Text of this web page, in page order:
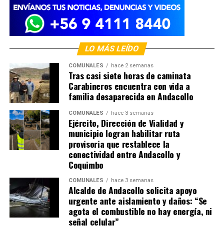
LO MÁS LEÍDO
COMUNALES hace 2 semanas
Tras casi siete horas de caminata
Carabineros encuentra con vida a
familia desaparecida en Andacollo
COMUNALES hace 3 semanas
Ejército, Dirección de Vialidad y
municipio logran habilitar ruta
provisoria que restablece la
conectividad entre Andacollo y
Coquimbo
COMUNALES hace 3 semanas
Alcalde de Andacollo solicita apoyo
urgente ante aislamiento y daños: “Se
agota el combustible no hay energía, ni
señal celular”